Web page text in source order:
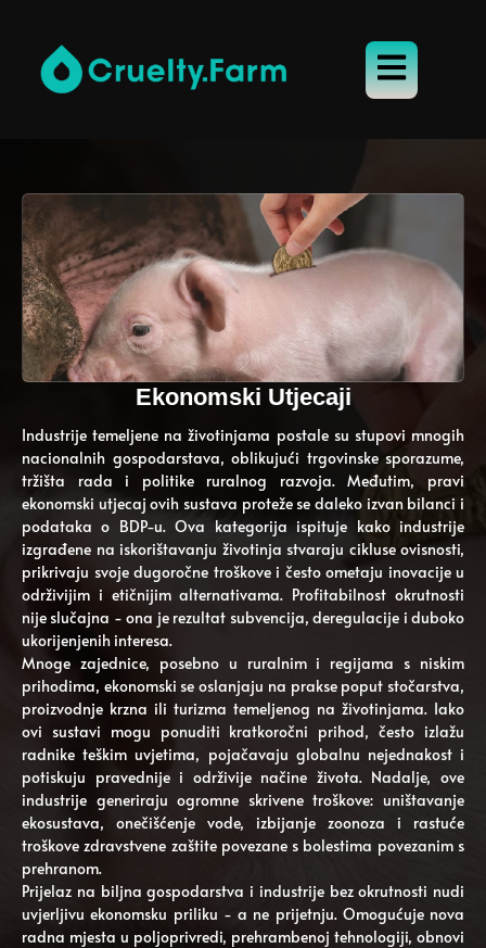
Ekonomski Utjecaji
Industrije temeljene na životinjama postale su stupovi mnogih
nacionalnih gospodarstava, oblikujući trgovinske sporazume,
tržišta rada i politike ruralnog razvoja. Međutim, pravi
ekonomski utjecaj ovih sustava proteže se daleko izvan bilanci i
podataka o BDP-u. Ova kategorija ispituje kako industrije
izgrađene na iskorištavanju životinja stvaraju cikluse ovisnosti,
prikrivaju svoje dugoročne troškove i često ometaju inovacije u
održivijim i etičnijim alternativama. Profitabilnost okrutnosti
nije slučajna - ona je rezultat subvencija, deregulacije i duboko
ukorijenjenih interesa.
Mnoge zajednice, posebno u ruralnim i regijama s niskim
prihodima, ekonomski se oslanjaju na prakse poput stočarstva,
proizvodnje krzna ili turizma temeljenog na životinjama. Iako
ovi sustavi mogu ponuditi kratkoročni prihod, često izlažu
radnike teškim uvjetima, pojačavaju globalnu nejednakost i
potiskuju pravednije i održivije načine života. Nadalje, ove
industrije generiraju ogromne skrivene troškove: uništavanje
ekosustava, onečišćenje vode, izbijanje zoonoza i rastuće
troškove zdravstvene zaštite povezane s bolestima povezanim s
prehranom.
Prijelaz na biljna gospodarstva i industrije bez okrutnosti nudi
uvjerljivu ekonomsku priliku - a ne prijetnju. Omogućuje nova
radna mjesta u poljoprivredi, prehrambenoj tehnologiji, obnovi